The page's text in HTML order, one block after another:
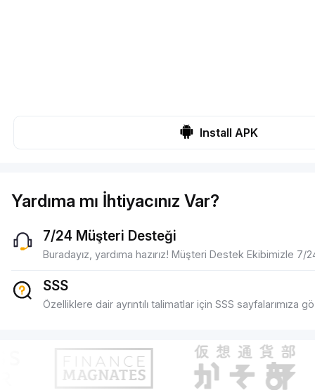
Install APK
Yardıma mı İhtiyacınız Var?
7/24 Müşteri Desteği
Buradayız, yardıma hazırız! Müşteri Destek Ekibimizle
SSS
Özelliklere dair ayrıntılı talimatlar için SSS sayfalarımıza